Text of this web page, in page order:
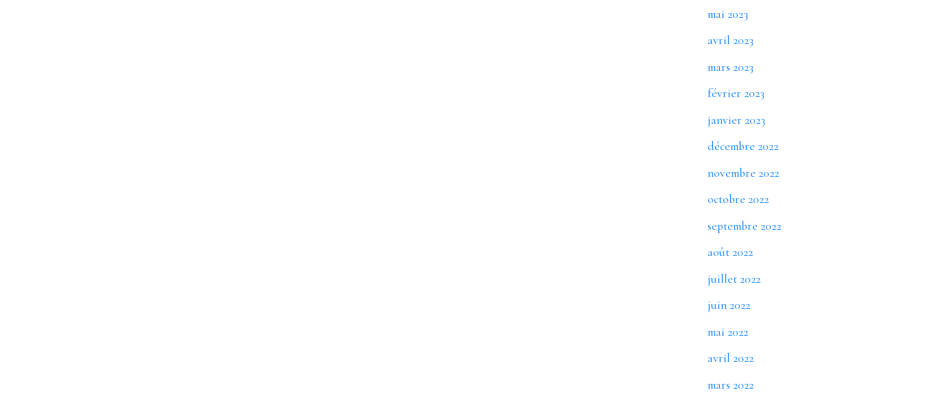
mai 2023
avril 2023
mars 2023
février 2023
janvier 2023
décembre 2022
novembre 2022
octobre 2022
septembre 2022
août 2022
juillet 2022
juin 2022
mai 2022
avril 2022
mars 2022